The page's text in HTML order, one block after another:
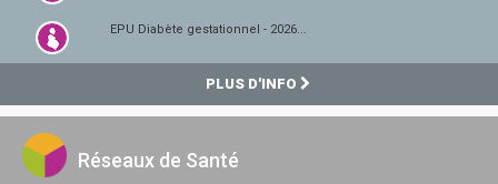
EPU Diabète gestationnel - 2026...
PLUS D'INFO
Réseaux de Santé